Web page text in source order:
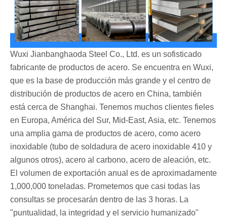
Wuxi Jianbanghaoda Steel Co., Ltd. es un sofisticado
fabricante de productos de acero. Se encuentra en Wuxi,
que es la base de producción más grande y el centro de
distribución de productos de acero en China, también
está cerca de Shanghai. Tenemos muchos clientes fieles
en Europa, América del Sur, Mid-East, Asia, etc. Tenemos
una amplia gama de productos de acero, como acero
inoxidable (tubo de soldadura de acero inoxidable 410 y
algunos otros), acero al carbono, acero de aleación, etc.
El volumen de exportación anual es de aproximadamente
1,000,000 toneladas. Prometemos que casi todas las
consultas se procesarán dentro de las 3 horas. La
"puntualidad, la integridad y el servicio humanizado"